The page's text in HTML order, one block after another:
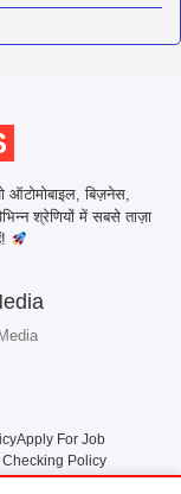
ऑटोमोबाइल, बिज़नेस,
श्रेणियों में सबसे ताज़ा
Apply For Job
Checking Policy